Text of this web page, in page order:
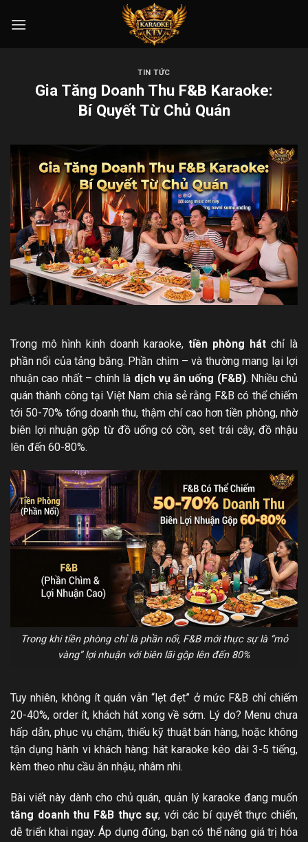
TIN TỨC
Gia Tăng Doanh Thu F&B Karaoke:
Bí Quyết Từ Chủ Quán
Trong mô hình kinh doanh karaoke, tiền phòng hát chỉ là
phần nổi của tảng băng. Phần chìm – và thường mang lại lợi
nhuận cao nhất – chính là dịch vụ ăn uống (F&B). Nhiều chủ
quán thành công tại Việt Nam chia sẻ rằng F&B có thể chiếm
tới 50-70% tổng doanh thu, thậm chí cao hơn tiền phòng, nhờ
biên lợi nhuận gộp từ đồ uống có cồn, set trái cây, đồ nhậu
lên đến 60-80%.
Trong khi tiền phòng chỉ là phần nổi, F&B mới thực sự là “mỏ
vàng” lợi nhuận với biên lãi gộp lên đến 80%
Tuy nhiên, không ít quán vẫn “lẹt đẹt” ở mức F&B chỉ chiếm
20-40%, order ít, khách hát xong về sớm. Lý do? Menu chưa
hấp dẫn, phục vụ chậm, thiếu kỹ thuật bán hàng, hoặc không
tận dụng hành vi khách hàng: hát karaoke kéo dài 3-5 tiếng,
kèm theo nhu cầu ăn nhậu, nhâm nhi.
Bài viết này dành cho chủ quán, quản lý karaoke đang muốn
tăng doanh thu F&B thực sự, với các bí quyết thực chiến,
dễ triển khai ngay. Áp dụng đúng, bạn có thể nâng giá trị hóa